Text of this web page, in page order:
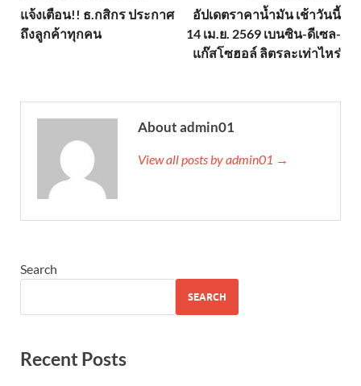
แจ้งเตือน!! ธ.กสิกร ประกาศ
ถึงลูกค้าทุกคน
อัปเดตราคาน้ำมัน เช้าวันนี้
14 เม.ย. 2569 เบนซิน-ดีเซล-
แก๊สโซฮอล์ ลิตรละเท่าไหร่
About admin01
View all posts by admin01 →
Search
SEARCH
Recent Posts